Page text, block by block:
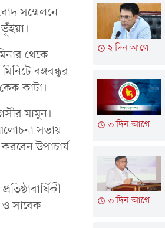
সম্মেলনে
থেকে
বঙ্গবন্ধুর
কাটা।
মামুন।
সভায়
উপাচার্য
ও সাবেক
২ দিন আগে
৩ দিন আগে
৩ দিন আগে